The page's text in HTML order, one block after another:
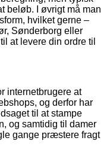
beløb. I øvrigt må man
hvilket gerne –
Sønderborg eller
at levere din ordre til
internetbrugere at
og derfor har
til at stampe
og samtidig til damer
gange præstere fragt